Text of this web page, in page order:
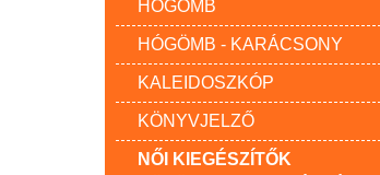
HÓGÖMB
HÓGÖMB - KARÁCSONY
KALEIDOSZKÓP
KÖNYVJELZŐ
NŐI KIEGÉSZÍTŐK